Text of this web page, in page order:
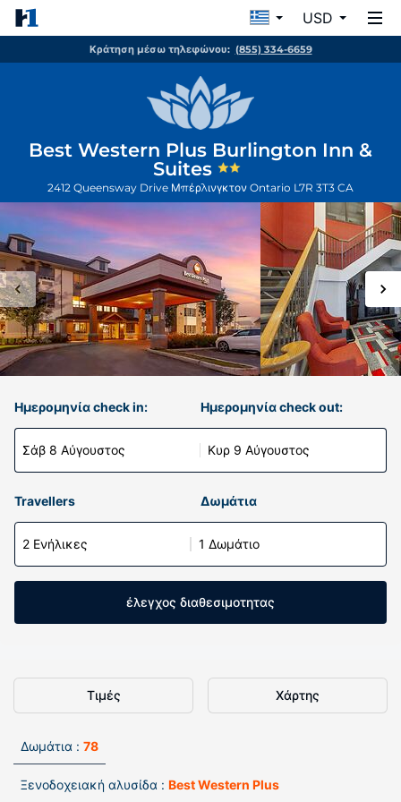
USD
Κράτηση μέσω τηλεφώνου: (855) 334-6659
Best Western Plus Burlington Inn &
Suites
2412 Queensway Drive Μπέρλινγκτον Ontario L7R 3T3 CA
Ημερομηνία check in:
Σάβ 8 Αύγουστος
Ημερομηνία check out:
Κυρ 9 Αύγουστος
Travellers Δωμάτια
2 Ενήλικες 1 Δωμάτιο
έλεγχος διαθεσιμοτητας
Τιμές Χάρτης
Δωμάτια : 78
Ξενοδοχειακή αλυσίδα : Best Western Plus